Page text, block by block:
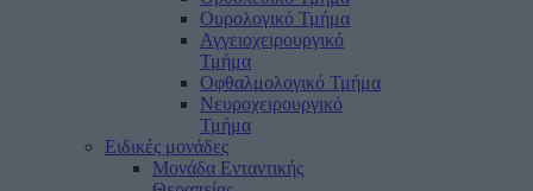
Ουρολογικό Τμήμα
Αγγειοχειρουργικό
Τμήμα
Οφθαλμολογικό Τμήμα
Νευροχειρουργικό
Τμήμα
Ειδικές μονάδες
Μονάδα Ενταντικής